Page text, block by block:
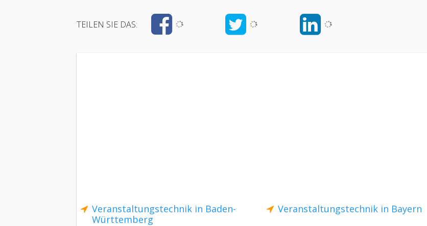
TEILEN SIE DAS:
Veranstaltungstechnik in Baden-
Württemberg
Veranstaltungstechnik in Bayern